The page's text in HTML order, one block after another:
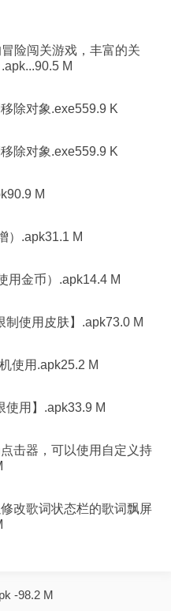
险闯关游戏，丰富的关
M
除对象.exe559.9 K
除对象.exe559.9 K
M
）.apk31.1 M
用金币）.apk14.4 M
使用皮肤】.apk73.0 M
使用.apk25.2 M
使用】.apk33.9 M
击器，可以使用自定义持
改歌词状态栏的歌词飘屏
-98.2 M